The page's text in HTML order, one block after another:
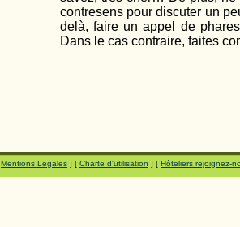
contresens pour discuter un
delà, faire un appel de
Dans le cas contraire, faites
Mentions Legales ] [ Charte d'utilisation ] [ Hôteliers rejoignez-